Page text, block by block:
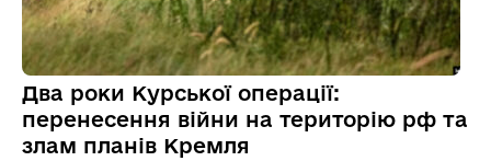
Два роки Курської операції:
перенесення війни на територію рф та
злам планів Кремля